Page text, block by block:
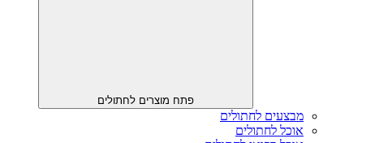
פתח מוצרים לחתולים
מבצעים לחתולים
אוכל לחתולים